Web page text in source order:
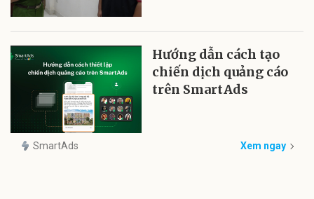
Hướng dẫn cách tạo
chiến dịch quảng cáo
trên SmartAds
SmartAds Xem ngay